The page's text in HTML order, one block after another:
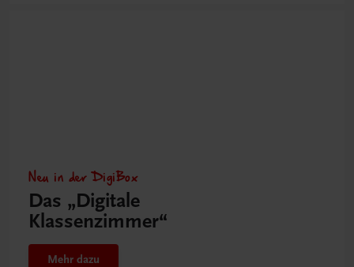
Neu in der DigiBox
Das „Digitale
Klassenzimmer“
Mehr dazu